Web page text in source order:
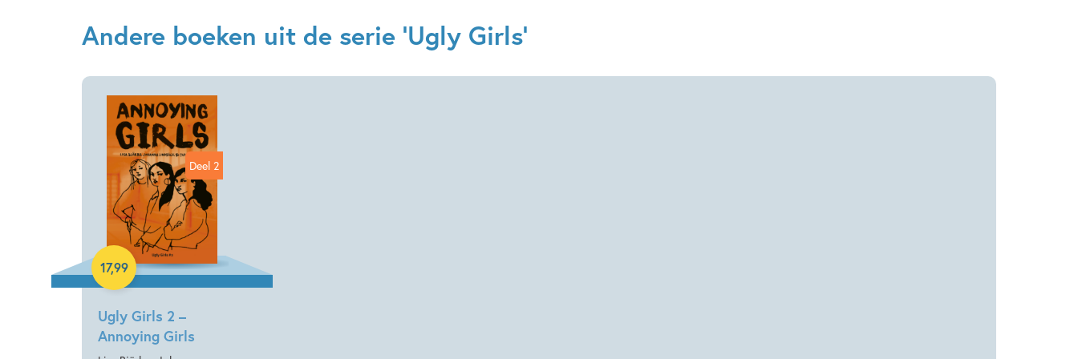
Andere boeken uit de serie 'Ugly Girls'
Deel 2
Ugly Girls 2 –
Annoying Girls
17,99
Paperback